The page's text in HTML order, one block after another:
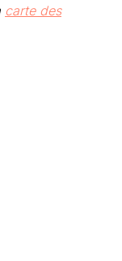
carte des